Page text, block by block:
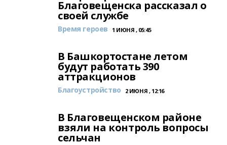
Благовещенска рассказал о
своей службе
Время героев 1 ИЮНЯ , 05:45
В Башкортостане летом
будут работать 390
аттракционов
Благоустройство 2 ИЮНЯ , 12:16
В Благовещенском районе
взяли на контроль вопросы
сельчан